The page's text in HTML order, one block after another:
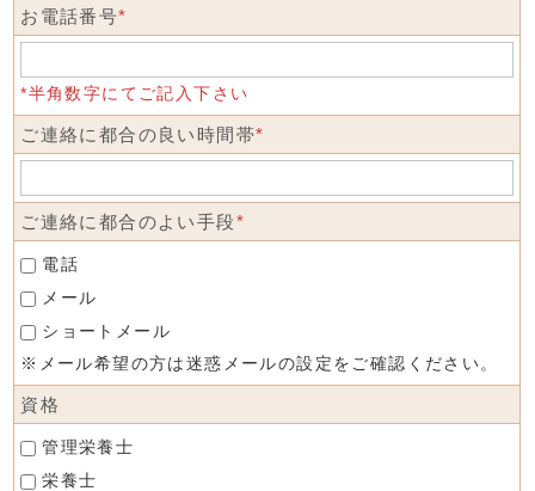
お電話番号*
*半角数字にてご記入下さい
ご連絡に都合の良い時間帯*
ご連絡に都合のよい手段*
電話
メール
ショートメール
※メール希望の方は迷惑メールの設定をご確認ください。
資格
管理栄養士
栄養士